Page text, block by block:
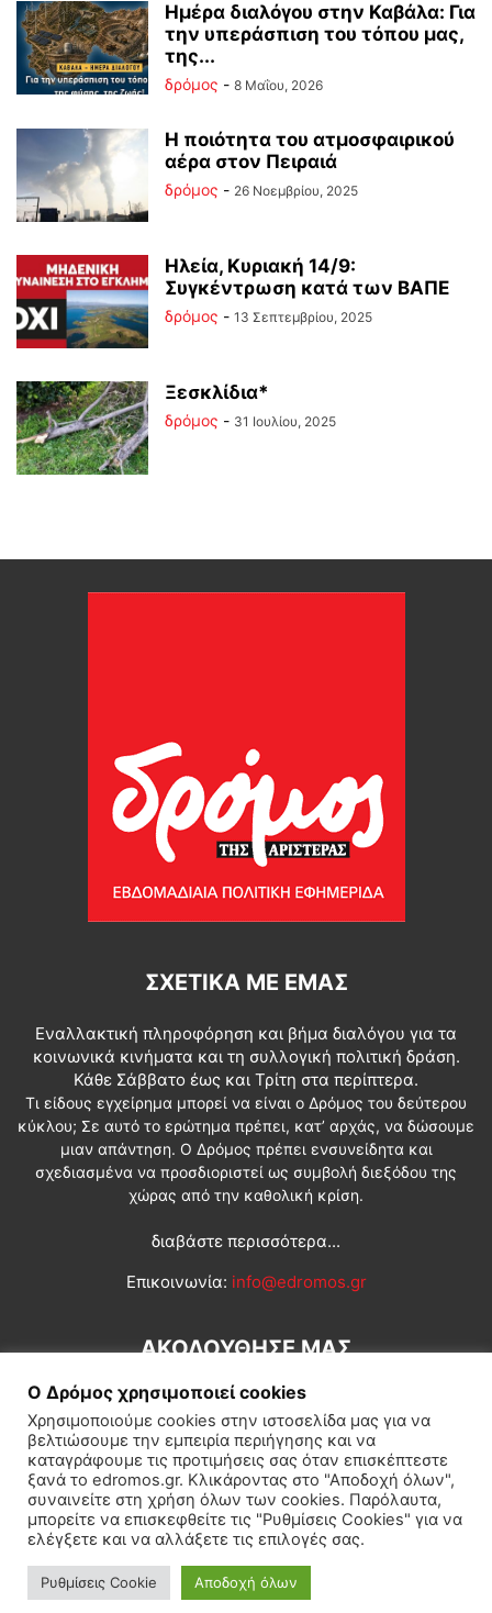
Ημέρα διαλόγου στην Καβάλα: Για
την υπεράσπιση του τόπου μας,
της...
δρόμος - 8 Μαΐου, 2026
Η ποιότητα του ατμοσφαιρικού
αέρα στον Πειραιά
δρόμος - 26 Νοεμβρίου, 2025
Ηλεία, Κυριακή 14/9:
Συγκέντρωση κατά των ΒΑΠΕ
δρόμος - 13 Σεπτεμβρίου, 2025
Ξεσκλίδια*
δρόμος - 31 Ιουλίου, 2025
ΣΧΕΤΙΚΆ ΜΕ ΕΜΆΣ
Εναλλακτική πληροφόρηση και βήμα διαλόγου για τα
κοινωνικά κινήματα και τη συλλογική πολιτική δράση.
Κάθε Σάββατο έως και Τρίτη στα περίπτερα.
Τι είδους εγχείρημα μπορεί να είναι ο Δρόμος του δεύτερου
κύκλου; Σε αυτό το ερώτημα πρέπει, κατ’ αρχάς, να δώσουμε
μιαν απάντηση. Ο Δρόμος πρέπει ενσυνείδητα και
σχεδιασμένα να προσδιοριστεί ως συμβολή διεξόδου της
χώρας από την καθολική κρίση.
διαβάστε περισσότερα...
Επικοινωνία: info@edromos.gr
ΑΚΟΛΟΥΘΗΣΕ ΜΑΣ
Εγγραφή συνδρομητή Πολιτική Διεθνή Κοινωνία
Πολιτισμός Αφιερώματα
© Δρόμος της Αριστεράς
Ο Δρόμος χρησιμοποιεί cookies
Χρησιμοποιούμε cookies στην ιστοσελίδα μας για να
βελτιώσουμε την εμπειρία περιήγησης και να
καταγράφουμε τις προτιμήσεις σας όταν επισκέπτεστε
ξανά το edromos.gr. Κλικάροντας στο "Αποδοχή όλων",
συναινείτε στη χρήση όλων των cookies. Παρόλαυτα,
μπορείτε να επισκεφθείτε τις "Ρυθμίσεις Cookies" για να
ελέγξετε και να αλλάξετε τις επιλογές σας.
Ρυθμίσεις Cookie Αποδοχή όλων